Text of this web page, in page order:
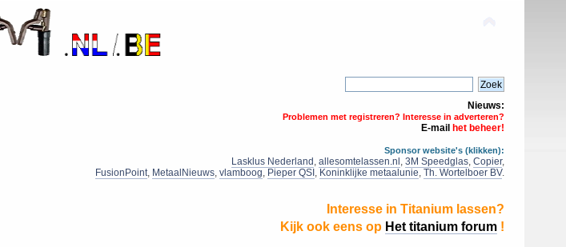
Nieuws:
Problemen met registreren? Interesse in adverteren?
E-mail het beheer!
Sponsor website's (klikken):
Lasklus Nederland , allesomtelassen.nl , 3M Speedglas, Copier,
FusionPoint, MetaalNieuws, vlamboog, Pieper QSI , Koninklijke metaalunie, Th. Wortelboer BV.
Interesse in Titanium lassen?
Kijk ook eens op Het titanium forum !